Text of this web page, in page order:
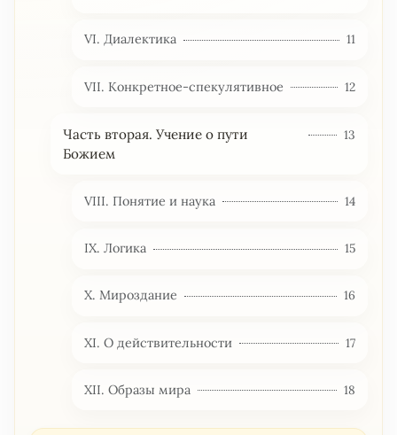
VI. Диалектика 11
VII. Конкретное-спекулятивное 12
Часть вторая. Учение о пути
Божием
13
VIII. Понятие и наука 14
IX. Логика 15
X. Мироздание 16
XI. О действительности 17
XII. Образы мира 18